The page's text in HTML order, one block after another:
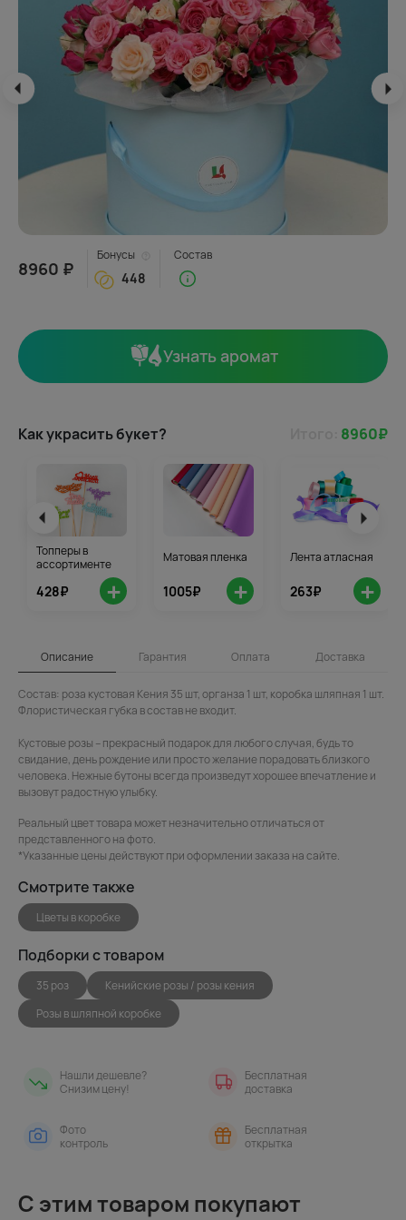
8960 ₽
Бонусы
448
Состав
Узнать аромат
Как украсить букет? 8960₽
Топперы в
ассортименте
428₽ +
Матовая пленка
1005₽ +
Лента атласная
263₽ +
Описание Гарантия Оплата Доставка
Состав: роза кустовая Кения 35 шт, органза 1 шт, коробка шляпная 1 шт.
Флористическая губка в состав не входит.
Кустовые розы – прекрасный подарок для любого случая, будь то
свидание, день рождение или просто желание порадовать близкого
человека. Нежные бутоны всегда произведут хорошее впечатление и
вызовут радостную улыбку.
Реальный цвет товара может незначительно отличаться от
представленного на фото.
*Указанные цены действуют при оформлении заказа на сайте.
Смотрите также
Цветы в коробке
Подборки с товаром
35 роз
Кенийские розы / розы кения
Розы в шляпной коробке
Нашли дешевле?
Снизим цену!
Бесплатная
доставка
Фото
контроль
Бесплатная
открытка
С этим товаром покупают